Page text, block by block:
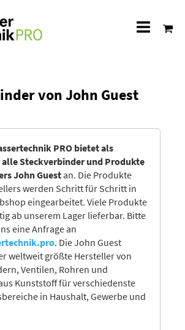
von John Guest
PRO bietet als
alle Steckverbinder und Produkte
John Guest an. Die Produkte
werden Schritt für Schritt in
eingearbeitet. Viele Produkte
ab unserem Lager lieferbar. Bitte
eine Anfrage an
. Die John Guest
weltweit größte Hersteller von
Ventilen, Rohren und
Kunststoff für verschiedenste
in Haushalt, Gewerbe und